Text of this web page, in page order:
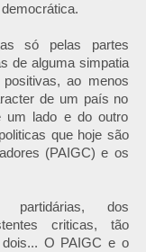
só pelas partes
de alguma simpatia
ao menos
de um país no
lado e do outro
que hoje são
(PAIGC) e os
partidárias, dos
criticas, tão
dois... O PAIGC e o